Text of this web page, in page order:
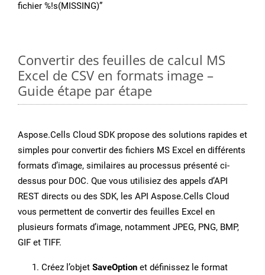
fichier %!s(MISSING)”
Convertir des feuilles de calcul MS
Excel de CSV en formats image –
Guide étape par étape
Aspose.Cells Cloud SDK propose des solutions rapides et
simples pour convertir des fichiers MS Excel en différents
formats d’image, similaires au processus présenté ci-
dessus pour DOC. Que vous utilisiez des appels d’API
REST directs ou des SDK, les API Aspose.Cells Cloud
vous permettent de convertir des feuilles Excel en
plusieurs formats d’image, notamment JPEG, PNG, BMP,
GIF et TIFF.
Créez l’objet SaveOption et définissez le format